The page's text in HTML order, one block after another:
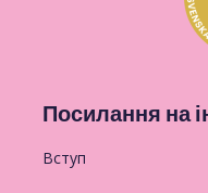
Посилання на
Вступ